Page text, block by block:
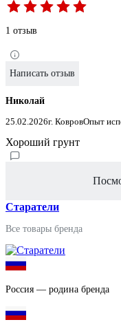
1 отзыв
Написать отзыв
Николай
25.02.2026г. КовровОпыт
Хороший грунт
Старатели
Все товары бренда
Россия — родина бренда